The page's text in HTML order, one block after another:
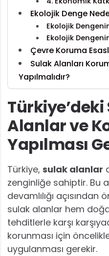
Ekolojik Denge
Ekolojik
Ekolojik
Çevre Koruma
Sulak Alanları
Yapılmalıdır?
Alanlar ve
Yapılması
Türkiye, sulak alanlar
zenginliğe sahiptir. Bu
devamlılığı açısından
sulak alanlar hem
tehditlerle karşı
korunması için
uygulanması gerekir.